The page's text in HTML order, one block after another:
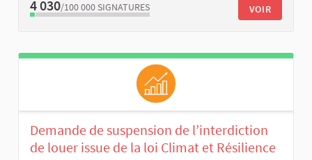
4 030/100 000 SIGNATURES VOIR
Demande de suspension de l’interdiction
de louer issue de la loi Climat et Résilience